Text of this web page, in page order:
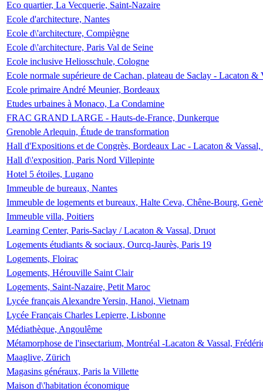
Eco quartier, La Vecquerie, Saint-Nazaire
Ecole d'architecture, Nantes
Ecole d\'architecture, Compiègne
Ecole d\'architecture, Paris Val de Seine
Ecole inclusive Heliosschule, Cologne
Ecole normale supérieure de Cachan, plateau de Saclay - Lacaton &
Ecole primaire André Meunier, Bordeaux
Etudes urbaines à Monaco, La Condamine
FRAC GRAND LARGE - Hauts-de-France, Dunkerque
Grenoble Arlequin, Étude de transformation
Hall d'Expositions et de Congrès, Bordeaux Lac - Lacaton &
Hall d\'exposition, Paris Nord Villepinte
Hotel 5 étoiles, Lugano
Immeuble de bureaux, Nantes
Immeuble de logements et bureaux, Halte Ceva, Chêne-Bourg,
Immeuble villa, Poitiers
Learning Center, Paris-Saclay / Lacaton & Vassal, Druot
Logements étudiants & sociaux, Ourcq-Jaurès, Paris 19
Logements, Floirac
Logements, Hérouville Saint Clair
Logements, Saint-Nazaire, Petit Maroc
Lycée français Alexandre Yersin, Hanoi, Vietnam
Lycée Français Charles Lepierre, Lisbonne
Médiathèque, Angoulême
Métamorphose de l'insectarium, Montréal -Lacaton & Vassal,
Maaglive, Zürich
Magasins généraux, Paris la Villette
Maison d\'habitation économique